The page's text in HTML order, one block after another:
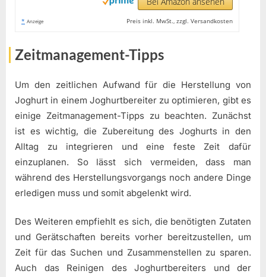
* Anzeige Preis inkl. MwSt., zzgl. Versandkosten
Zeitmanagement-Tipps
Um den zeitlichen Aufwand für die Herstellung von
Joghurt in einem Joghurtbereiter zu optimieren, gibt es
einige Zeitmanagement-Tipps zu beachten. Zunächst
ist es wichtig, die Zubereitung des Joghurts in den
Alltag zu integrieren und eine feste Zeit dafür
einzuplanen. So lässt sich vermeiden, dass man
während des Herstellungsvorgangs noch andere Dinge
erledigen muss und somit abgelenkt wird.
Des Weiteren empfiehlt es sich, die benötigten Zutaten
und Gerätschaften bereits vorher bereitzustellen, um
Zeit für das Suchen und Zusammenstellen zu sparen.
Auch das Reinigen des Joghurtbereiters und der